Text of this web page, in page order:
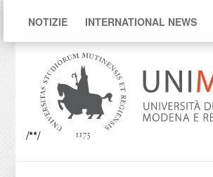
NOTIZIE INTERNATIONAL NEWS
/**/